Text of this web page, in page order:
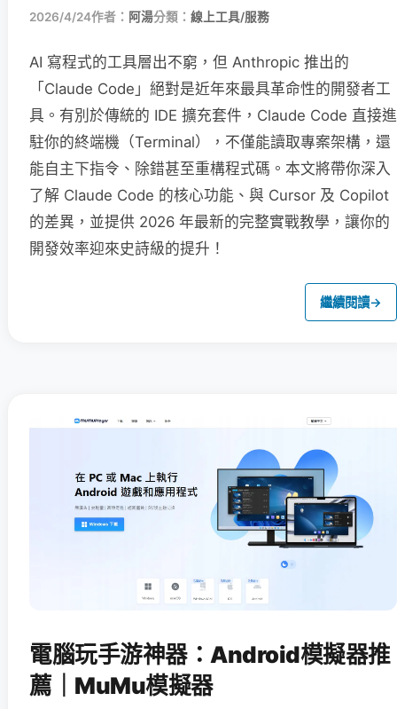
2026/4/24作者： 阿湯分類： 線上工具/服務
AI 寫程式的工具層出不窮，但 Anthropic 推出的
「Claude Code」絕對是近年來最具革命性的開發者工
具。有別於傳統的 IDE 擴充套件，Claude Code 直接進
駐你的終端機（Terminal），不僅能讀取專案架構，還
能自主下指令、除錯甚至重構程式碼。本文將帶你深入
了解 Claude Code 的核心功能、與 Cursor 及 Copilot
的差異，並提供 2026 年最新的完整實戰教學，讓你的
開發效率迎來史詩級的提升！
繼續閱讀→
電腦玩手游神器：Android模擬器推
薦｜MuMu模擬器